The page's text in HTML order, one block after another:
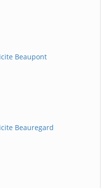
Beaupont
Beauregard